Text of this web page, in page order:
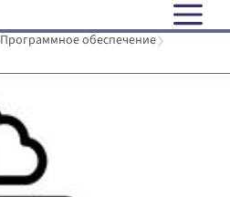
open
Программное обеспечение